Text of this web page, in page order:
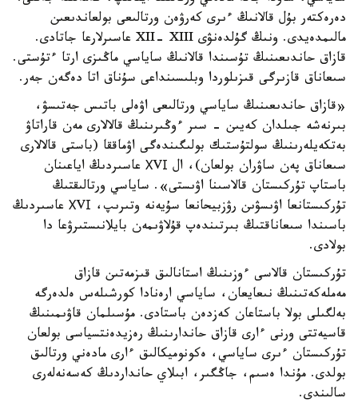
دەرەكتەر بۇل قالانىڭ ءىرى كەرۋەن ورتالىعى بولعاندىعىن
مالىمدەيدى. ونىڭ گۇلدەنۋى XII- XIII عاسىرلارعا جاتادى.
قازاق حاندىعىنىڭ تۇسىندا قالانىڭ ساياسي ماڭىزى ارتا ءتۇستى.
سىعاناق قازىرگى قىزىلوردا وبلىسىنداعى سۇناق اتا دەگەن جەر.
«قازاق حاندىعىنىڭ ساياسي ورتالىعى اۋەلى باتىس جەتىسۋ،
بىرنەشە جىلدان كەيىن - سىر ءوڭىرىنىڭ قالالارى مەن قاراتاۋ
بەتكەيلەرىنىڭ سولتۇستىك بولىگىندەگى اۋماققا (باستى قالالارى
سىعاناق پەن ساۋران بولعان)، ال ХVІ عاسىردىڭ اياعىنان
باستاپ تۇركىستان قالاسىنا اۋىستى». ساياسي ورتالىقتىڭ
تۇركىستانعا اۋىسۋىن رۋزبيحانعا سۇيەنە وتىرىپ، ХVІ عاسىردىڭ
باسىندا سىعاناقتىڭ بىرتىندەپ قۇلاۋىمەن بايلانىستىرۋعا دا
بولادى.
تۇركىستان قالاسى ءوزىنىڭ استانالىق قىزمەتىن قازاق
مەملەكەتىنىڭ نىعايعان، ساياسي ارەنادا كورشىلەس ەلدەرگە
بەلگىلى بولا باستاعان كەزدەن باستادى. مۇسىلمان قاۋىمىنىڭ
قاسيەتتى ورنى ءارى قازاق حاندارىنىڭ رەزيدەنتسياسى بولعان
تۇركىستان ءىرى ساياسي، ەكونوميكالىق ءارى مادەني ورتالىق
بولدى. مۇندا ەسىم، جاڭگىر، ابىلاي حانداردىڭ كەسەنەلەرى
سالىندى.